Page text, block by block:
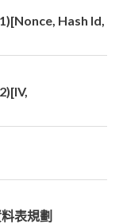
Hash Id,
表規劃